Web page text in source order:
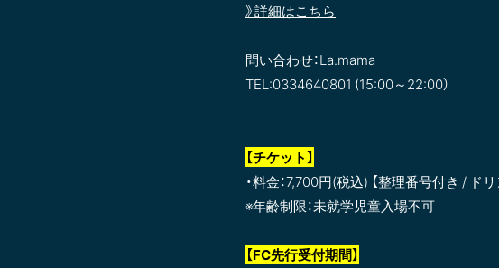
》詳細はこちら
問い合わせ：La.mama
TEL:0334640801 (15:00～22:00）
【チケット】
・料金：7,700円(税込) 【整理番号付き / ド
※年齢制限：未就学児童入場不可
【FC先行受付期間】